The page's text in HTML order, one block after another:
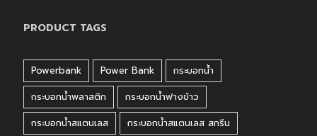
PRODUCT TAGS
Powerbank Power Bank
กระบอกน้ำ
กระบอกน้ำพลาสติก
กระบอกน้ำฟางข้าว
กระบอกน้ำสแตนเลส
กระบอกน้ำสแตนเลส สกรีน